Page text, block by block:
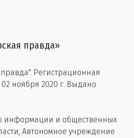
правда»
Регистрационная
ноября 2020 г. Выдано
информации и общественных
Автономное учреждение